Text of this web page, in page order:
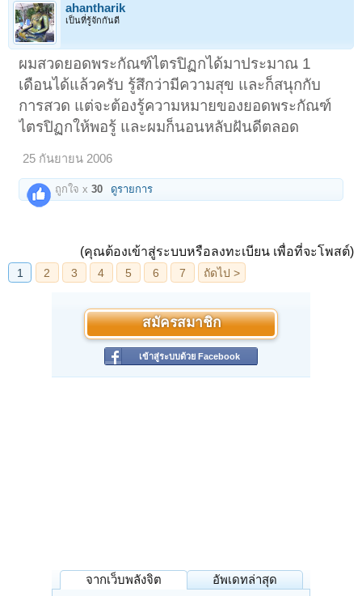
ahantharik
เป็นที่รู้จักกันดี
ผมสวดยอดพระกัณฑ์ไตรปิฏกได้มาประมาณ 1
เดือนได้แล้วครับ รู้สึกว่ามีความสุข และก็สนุกกับ
การสวด แต่จะต้องรู้ความหมายของยอดพระกัณฑ์
ไตรปิฏกให้พอรู้ และผมก็นอนหลับฝันดีตลอด
25 กันยายน 2006
ถูกใจ x30 ดูรายการ
(คุณต้องเข้าสู่ระบบหรือลงทะเบียน เพื่อที่จะโพสต์)
สมัครสมาชิก
เข้าสู่ระบบด้วย Facebook
จากเว็บพลังจิต อัพเดทล่าสุด